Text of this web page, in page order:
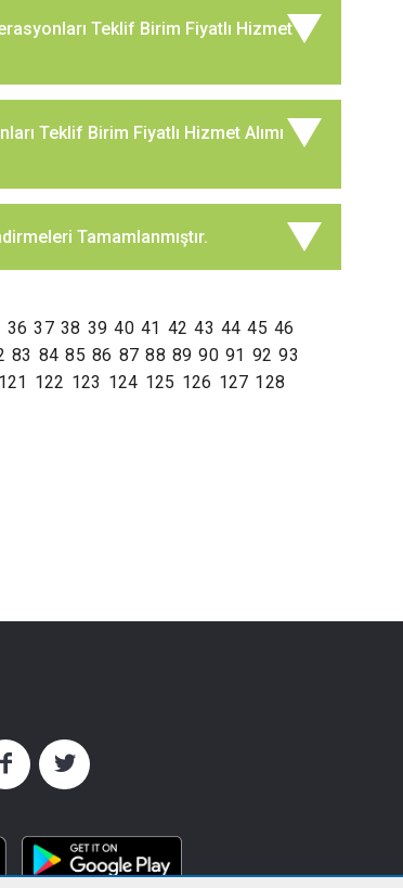
Teklif Birim Fiyatlı Hizmet
Teklif Birim Fiyatlı Hizmet Alımı
Tamamlanmıştır.
36 37 38 39 40 41 42 43 44 45 46
83 84 85 86 87 88 89 90 91 92 93
121 122 123 124 125 126 127 128